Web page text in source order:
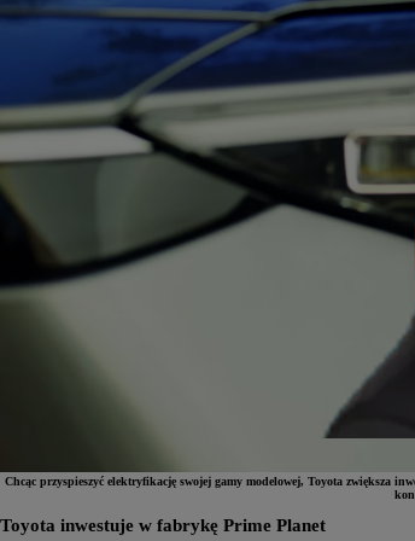
Chcąc przyspieszyć elektryfikację swojej gamy modelowej, Toyota zwiększa
Toyota inwestuje w fabrykę Prime Planet